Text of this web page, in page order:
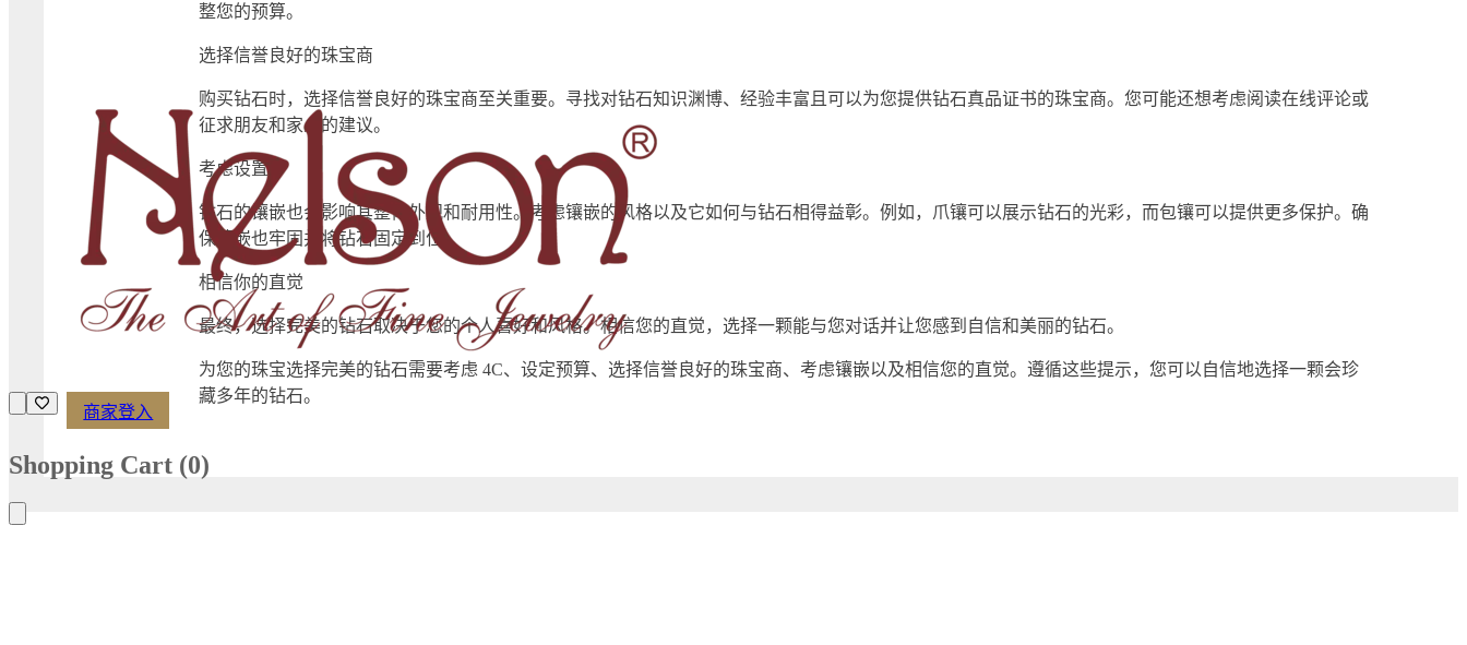
商家登入
Shopping Cart (0)
整您的预算。
选择信誉良好的珠宝商
购买钻石时，选择信誉良好的珠宝商至关重要。寻找对钻石知识渊博、经验丰富且可以为您提供钻石真品证书的珠宝商。您可能还想考虑阅读在线评论或
征求朋友和家人的建议。
考虑设置
钻石的镶嵌也会影响其整体外观和耐用性。考虑镶嵌的风格以及它如何与钻石相得益彰。例如，爪镶可以展示钻石的光彩，而包镶可以提供更多保护。确
保镶嵌也牢固并将钻石固定到位。
相信你的直觉
最终，选择完美的钻石取决于您的个人喜好和风格。相信您的直觉，选择一颗能与您对话并让您感​​到自信和美丽的钻石。
为您的珠宝选择完美的钻石需要考虑 4C、设定预算、选择信誉良好的珠宝商、考虑镶嵌以及相信您的直觉。遵循这些提示，您可以自信地选择一颗会珍
藏多年的钻石。